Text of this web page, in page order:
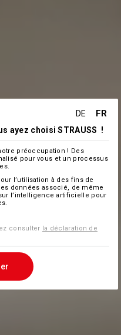
DE FR
ayez choisi STRAUSS !
préoccupation ! Des
pour vous et un processus
l’utilisation à des fins de
données associé, de même
l’intelligence artificielle pour
consulter la déclaration de